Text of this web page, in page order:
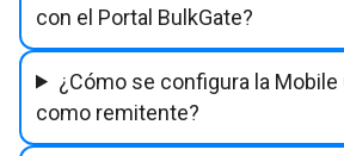
con el Portal BulkGate?
¿Cómo se configura la
como remitente?